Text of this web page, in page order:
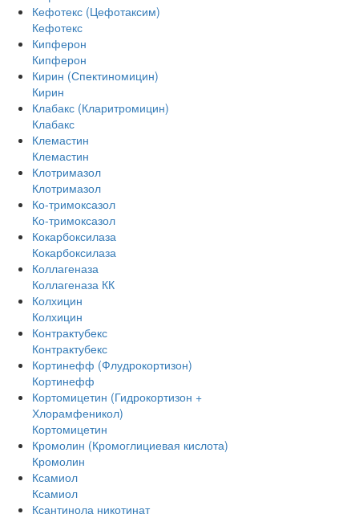
Кефотекс (Цефотаксим)
Кефотекс
Кипферон
Кипферон
Кирин (Спектиномицин)
Кирин
Клабакс (Кларитромицин)
Клабакс
Клемастин
Клемастин
Клотримазол
Клотримазол
Ко-тримоксазол
Ко-тримоксазол
Кокарбоксилаза
Кокарбоксилаза
Коллагеназа
Коллагеназа КК
Колхицин
Колхицин
Контрактубекс
Контрактубекс
Кортинефф (Флудрокортизон)
Кортинефф
Кортомицетин (Гидрокортизон +
Хлорамфеникол)
Кортомицетин
Кромолин (Кромоглициевая кислота)
Кромолин
Ксамиол
Ксамиол
Ксантинола никотинат